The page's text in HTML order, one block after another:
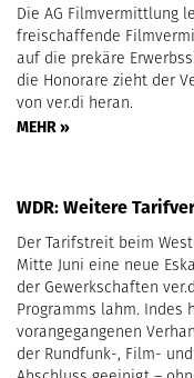
Die AG Filmvermittlung
freischaffende
auf die prekäre
die Honorare zieht der
von ver.di heran.
MEHR »
WDR: Weitere
Der Tarifstreit beim
Mitte Juni eine neue
der Gewerkschaften
Programms lahm. Indes
vorangegangenen
der Rundfunk-, Film-